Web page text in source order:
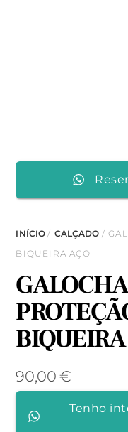
INÍCIO/ CALÇADO/
BIQUEIRA AÇO
90,00 €
Tenho